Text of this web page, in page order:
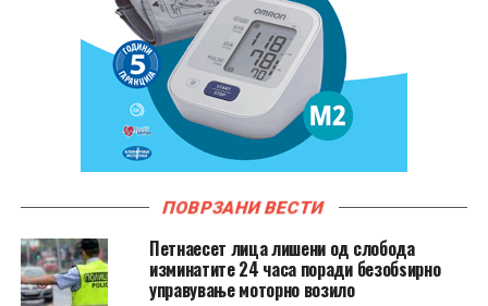
ПОВРЗАНИ ВЕСТИ
Петнаесет лица лишени од слобода
изминатите 24 часа поради безобѕирно
управување моторно возило